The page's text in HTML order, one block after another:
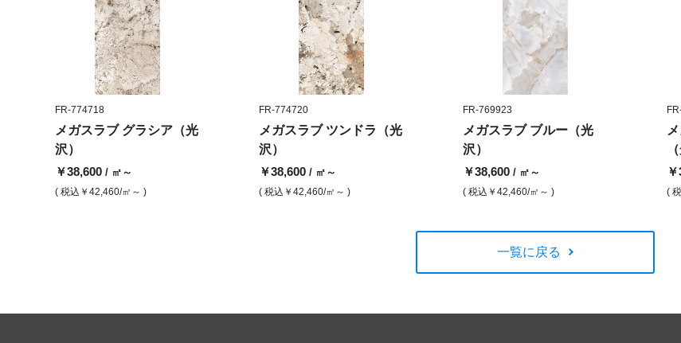
FR-774718
メガスラブ グラシア（光
沢）
￥38,600 / ㎡～
( 税込 ￥42,460/㎡～ )
FR-774720
メガスラブ ツンドラ（光
沢）
￥38,600 / ㎡～
( 税込 ￥42,460/㎡～ )
FR-769923
メガスラブ ブルー（光
沢）
￥38,600 / ㎡～
( 税込 ￥42,460/㎡～ ) (
一覧に戻る